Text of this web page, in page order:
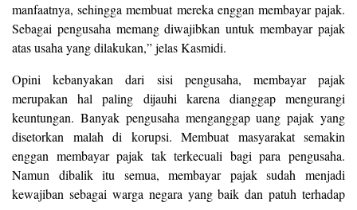
manfaatnya, sehingga membuat mereka enggan membayar pajak.
Sebagai pengusaha memang diwajibkan untuk membayar pajak
atas usaha yang dilakukan,” jelas Kasmidi.
Opini kebanyakan dari sisi pengusaha, membayar pajak
merupakan hal paling dijauhi karena dianggap mengurangi
keuntungan. Banyak pengusaha menganggap uang pajak yang
disetorkan malah di korupsi. Membuat masyarakat semakin
enggan membayar pajak tak terkecuali bagi para pengusaha.
Namun dibalik itu semua, membayar pajak sudah menjadi
kewajiban sebagai warga negara yang baik dan patuh terhadap